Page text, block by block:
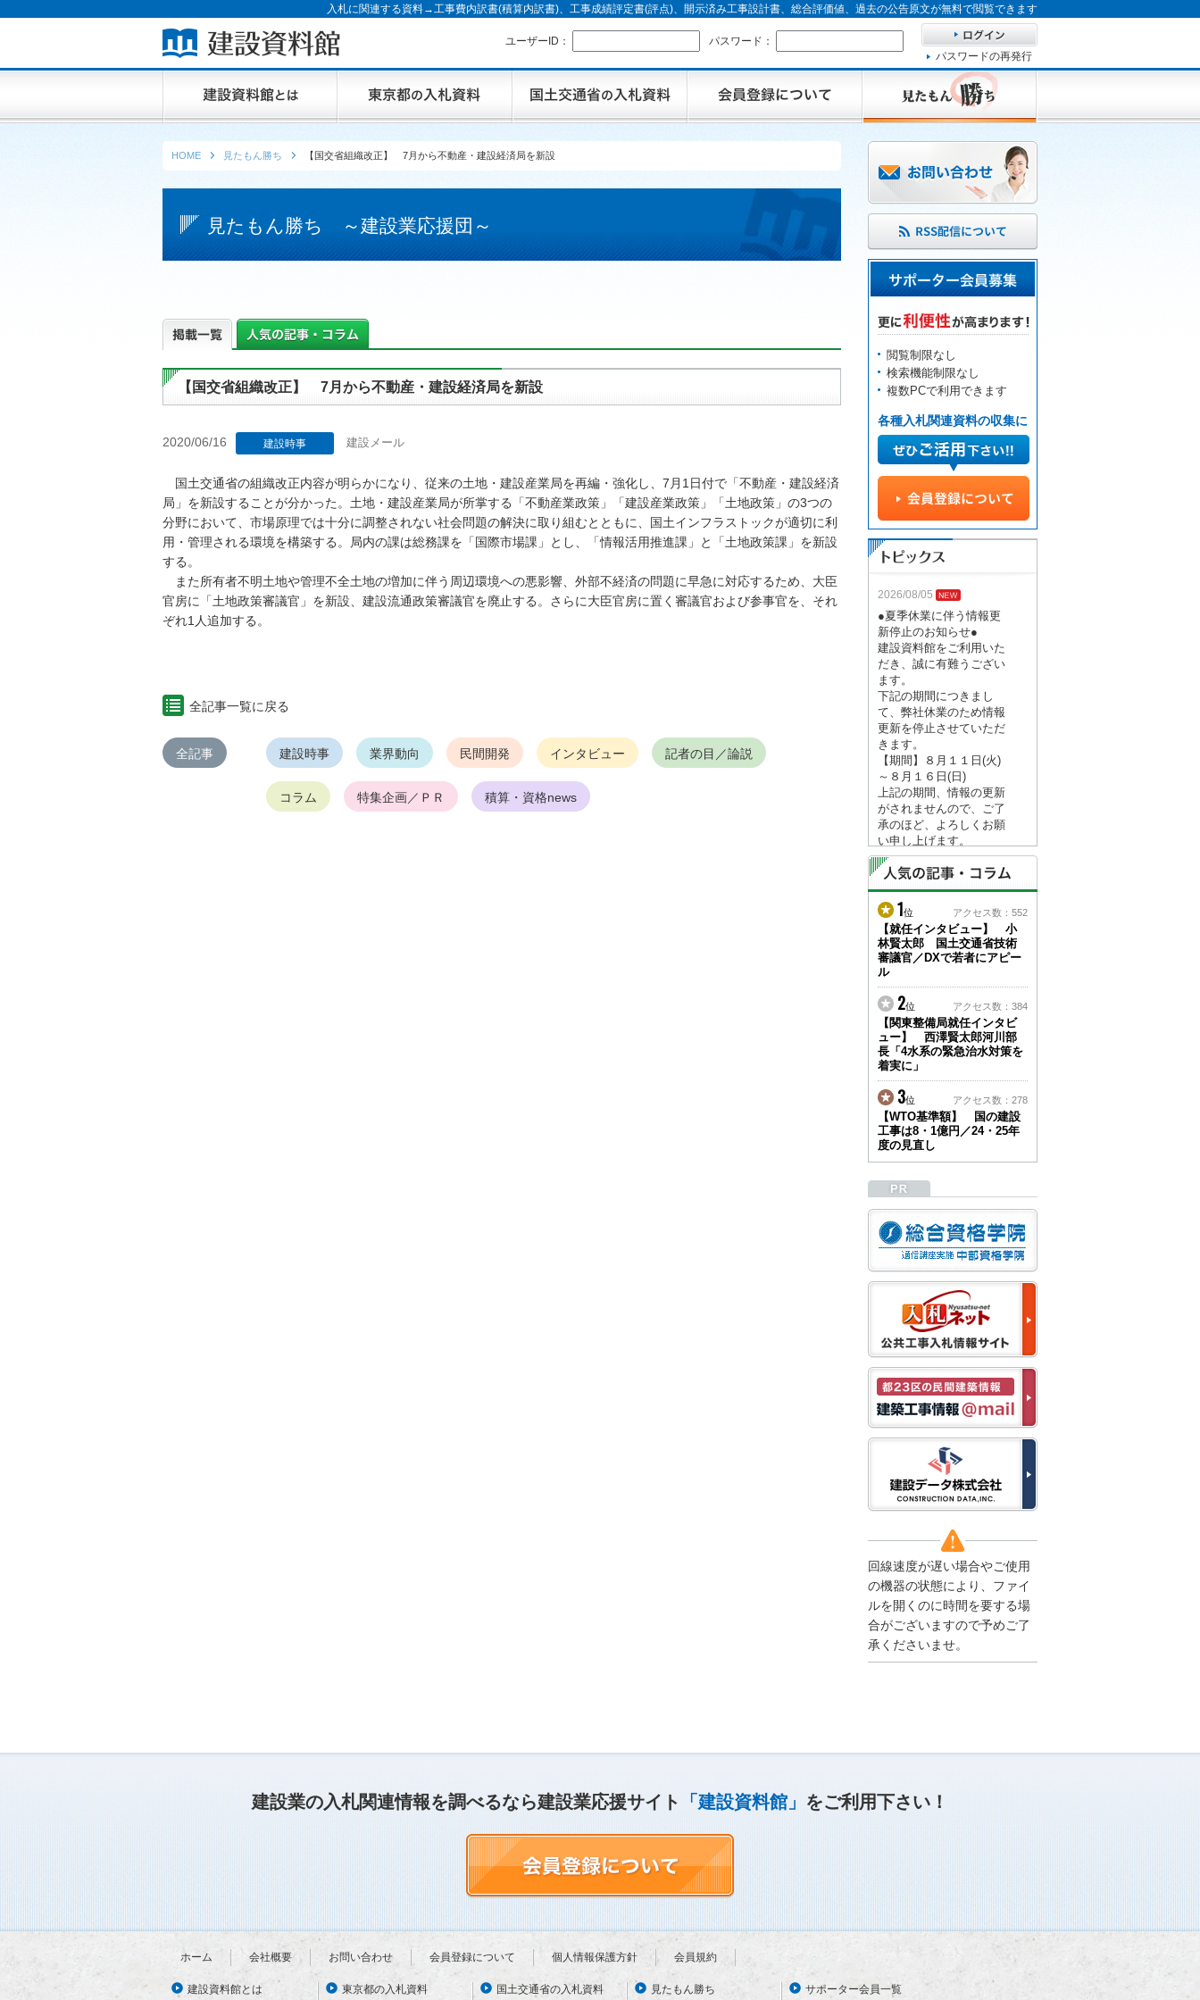
入札に関連する資料→工事費内訳書(積算内訳書)、工事成績評定書(評点)、開示済み工事設計書、総合評価値、過去の公告原文が無料で閲覧できます
ユーザーID：
パスワード：
パスワードの再発行
HOME 見たもん勝ち 【国交省組織改正】 7月から不動産・建設経済局を新設
見たもん勝ち ～建設業応援団～
【国交省組織改正】 7月から不動産・建設経済局を新設
2020/06/16 建設時事 建設メール
国土交通省の組織改正内容が明らかになり、従来の土地・建設産業局を再編・強化し、7月1日付で「不動産・建設経済
局」を新設することが分かった。土地・建設産業局が所掌する「不動産業政策」「建設産業政策」「土地政策」の3つの
分野において、市場原理では十分に調整されない社会問題の解決に取り組むとともに、国土インフラストックが適切に利
用・管理される環境を構築する。局内の課は総務課を「国際市場課」とし、「情報活用推進課」と「土地政策課」を新設
する。
また所有者不明土地や管理不全土地の増加に伴う周辺環境への悪影響、外部不経済の問題に早急に対応するため、大臣
官房に「土地政策審議官」を新設、建設流通政策審議官を廃止する。さらに大臣官房に置く審議官および参事官を、それ
ぞれ1人追加する。
全記事一覧に戻る
全記事 建設時事 業界動向 民間開発 インタビュー 記者の目／論説
コラム 特集企画／ＰＲ 積算・資格news
閲覧制限なし
検索機能制限なし
複数PCで利用できます
各種入札関連資料の収集に
2026/08/05
●夏季休業に伴う情報更
新停止のお知らせ●
建設資料館をご利用いた
だき、誠に有難うござい
ます。
下記の期間につきまし
て、弊社休業のため情報
更新を停止させていただ
きます。
【期間】８月１１日(火)
～８月１６日(日)
上記の期間、情報の更新
がされませんので、ご了
承のほど、よろしくお願
い申し上げます。
なお、情報は８月１７日
(月)より登録されます。
2026/04/23
●ゴールデンウィークに
伴う情報更新停止のお知
らせ(05/02～05/10)●
ユーザー各位
建設資料館をご利用いた
だき、誠に有難うござい
ます。
下記の期間につきまし
て、弊社休業のため情報
更新を停止させていただ
きます。
【期間】５月２日(土)～
５月１０日(日)
上記の期間、情報の更新
がされませんので、ご了
い申し上げます。
から通常通り運営いたし
ます。
2025/12/22
●年末年始に伴う情報更
新停止のお知らせ●
建設資料館をご利用いた
だき、誠に有難うござい
ます。
下記の期間につきまし
て、弊社休業のため情報
更新を停止させていただ
きます。
【期間】１２月２７日
(土)～１月４日(日)
上記の期間、情報の更新
がされませんので、ご了
承のほど、よろしくお願
なお、情報は１月５日
(月)より登録されます。
2025/08/04
●夏季休業に伴う情報更
新停止のお知らせ●
建設資料館をご利用いた
だき、誠に有難うござい
がされませんので、ご了
承のほど、よろしくお願
伴う情報更新停止のお知
らせ(04/26～04/29、05/0
ユーザー各位
1位 アクセス数：552
【就任インタビュー】 小
林賢太郎 国土交通省技術
審議官／DXで若者にアピー
ル
2位 アクセス数：384
【関東整備局就任インタビ
ュー】 西澤賢太郎河川部
長「4水系の緊急治水対策を
着実に」
3位 アクセス数：278
【WTO基準額】 国の建設
工事は8・1億円／24・25年
度の見直し
回線速度が遅い場合やご使用
の機器の状態により、ファイ
ルを開くのに時間を要する場
合がございますので予めご了
承くださいませ。
建設業の入札関連情報を調べるなら建設業応援サイト 「建設資料館」 をご利用下さい！
ホーム 会社概要 お問い合わせ 会員登録について 個人情報保護方針 会員規約
建設資料館とは 東京都の入札資料 国土交通省の入札資料 見たもん勝ち サポーター会員一覧